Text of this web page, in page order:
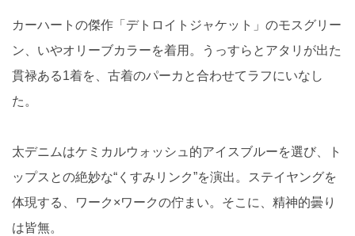
カーハートの傑作「デトロイトジャケット」のモスグリー
ン、いやオリーブカラーを着用。うっすらとアタリが出た
貫禄ある1着を、古着のパーカと合わせてラフにいなし
た。
太デニムはケミカルウォッシュ的アイスブルーを選び、ト
ップスとの絶妙な“くすみリンク”を演出。ステイヤングを
体現する、ワーク×ワークの佇まい。そこに、精神的曇り
は皆無。